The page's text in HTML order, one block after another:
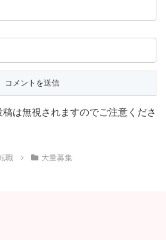
は無視されますのでご注意くださ
職 大量募集